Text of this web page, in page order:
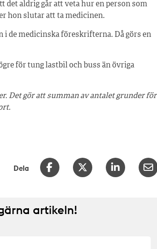
aldrig går att veta hur en person som
hon slutar att ta medicinen.
i de medicinska föreskrifterna. Då görs en
för tung lastbil och buss än övriga
Det gör att summan av antalet grunder för
Dela
artikeln!